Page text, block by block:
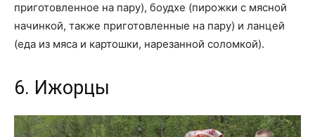
приготовленное на пару), боудхе (пирожки с мясной
начинкой, также приготовленные на пару) и ланцей
(еда из мяса и картошки, нарезанной соломкой).
6. Ижорцы